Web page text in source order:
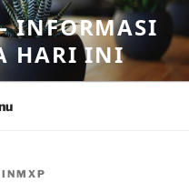
INFORMASI
HARI INI